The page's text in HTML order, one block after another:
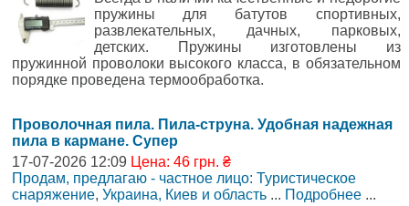
пружины для батутов спортивных,
развлекательных, дачных, парковых,
детских. Пружины изготовлены из
пружинной проволоки высокого класса, в обязательном
порядке проведена термообработка.
Проволочная пила. Пила-струна. Удобная надежная
пила в кармане. Супер
17-07-2026 12:09 Цена: 46 грн. ₴
Продам, предлагаю - частное лицо: Туристическое
снаряжение, Украина, Киев и область ... Подробнее ...